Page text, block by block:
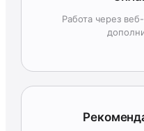
Работа через